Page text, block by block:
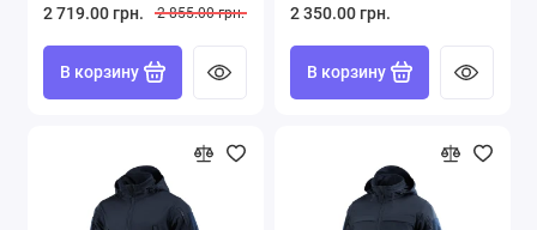
2 719.00 грн. 2 855.00 грн.
В корзину
2 350.00 грн.
В корзину